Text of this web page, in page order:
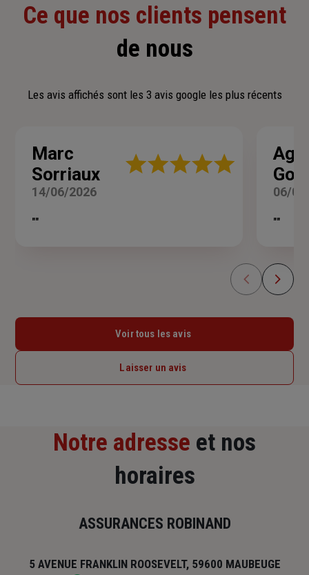
Ce que nos clients pensent
de nous
Les avis affichés sont les 3 avis google les plus récents
Marc
Sorriaux
Note
14/06/2026
""
06/
""
Voir tous les avis
Laisser un avis
Notre adresse et nos
horaires
ASSURANCES ROBINAND
5 AVENUE FRANKLIN ROOSEVELT, 59600 MAUBEUGE